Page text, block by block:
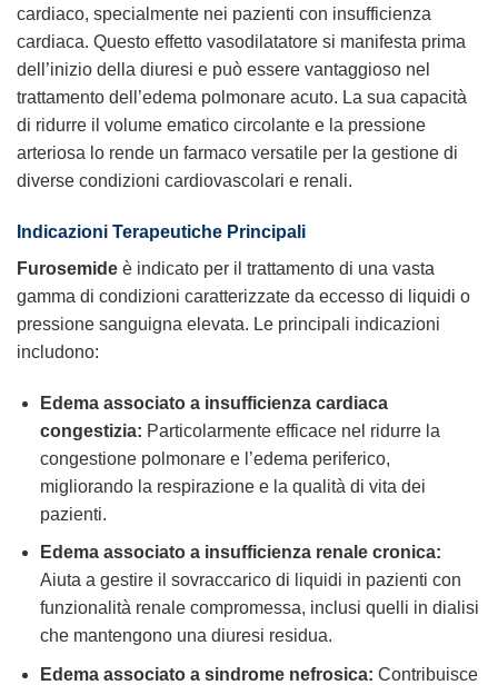
cardiaco, specialmente nei pazienti con insufficienza
cardiaca. Questo effetto vasodilatatore si manifesta prima
dell’inizio della diuresi e può essere vantaggioso nel
trattamento dell’edema polmonare acuto. La sua capacità
di ridurre il volume ematico circolante e la pressione
arteriosa lo rende un farmaco versatile per la gestione di
diverse condizioni cardiovascolari e renali.
Indicazioni Terapeutiche Principali
Furosemide è indicato per il trattamento di una vasta
gamma di condizioni caratterizzate da eccesso di liquidi o
pressione sanguigna elevata. Le principali indicazioni
includono:
Edema associato a insufficienza cardiaca
congestizia: Particolarmente efficace nel ridurre la
congestione polmonare e l’edema periferico,
migliorando la respirazione e la qualità di vita dei
pazienti.
Edema associato a insufficienza renale cronica:
Aiuta a gestire il sovraccarico di liquidi in pazienti con
funzionalità renale compromessa, inclusi quelli in dialisi
che mantengono una diuresi residua.
Edema associato a sindrome nefrosica: Contribuisce